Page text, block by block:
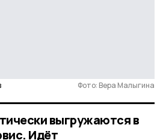
Фото: Вера Малыгина
выгружаются в
Идёт